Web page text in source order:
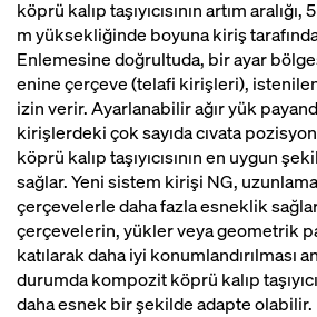
köprü kalıp taşıyıcısının artım
m yüksekliğinde boyuna kiriş
Enlemesine doğrultuda, bir ayar
enine çerçeve (telafi kirişleri),
izin verir. Ayarlanabilir ağır yük
kirişlerdeki çok sayıda cıvata
köprü kalıp taşıyıcısının en uygun
sağlar. Yeni sistem kirişi NG,
çerçevelerle daha fazla esneklik
çerçevelerin, yükler veya geometrik
katılarak daha iyi konumlandırılması
durumda kompozit köprü kalıp
daha esnek bir şekilde adapte olabilir.